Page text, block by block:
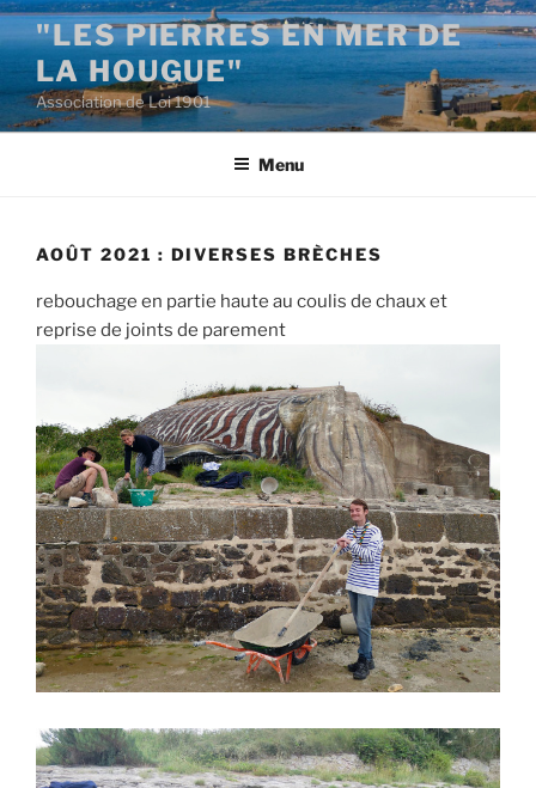
Aller
au
contenu
principal
"LES PIERRES EN MER DE
LA HOUGUE"
Association de Loi 1901
Menu
AOÛT 2021 : DIVERSES BRÈCHES
rebouchage en partie haute au coulis de chaux et
reprise de joints de parement